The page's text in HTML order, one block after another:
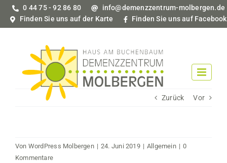
Zum
Inhalt
0 44 75 - 92 86 80
info@demenzzentrum-molbergen.de
Finden Sie uns auf der Karte
Finden Sie uns auf Facebook
Zurück Vor
Von WordPress Molbergen | 24. Juni 2019 | Allgemein | 0
Kommentare